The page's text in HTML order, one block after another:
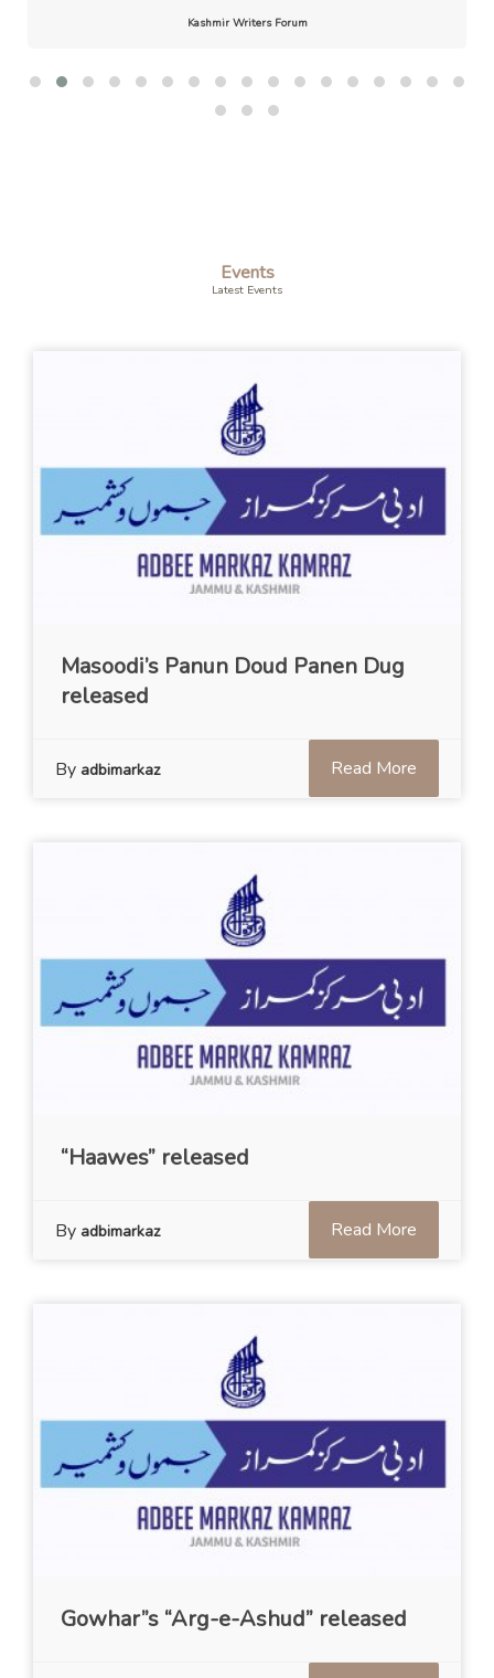
Kashmir Writers Forum
Events
Latest Events
Masoodi’s Panun Doud Panen Dug
released
By adbimarkaz Read More
“Haawes” released
By adbimarkaz Read More
Gowhar”s “Arg-e-Ashud” released